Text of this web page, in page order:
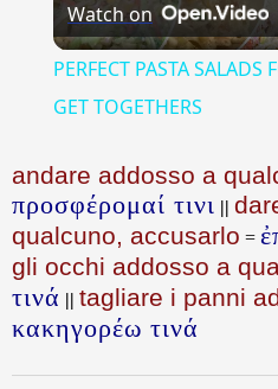
Watch on
PERFECT PASTA
GET TOGETHERS
andare addosso a
προσφέρομαί τινι ||
qualcuno, accusarlo =
gli occhi addosso a
τινά || tagliare i panni
κακηγορέω τινά